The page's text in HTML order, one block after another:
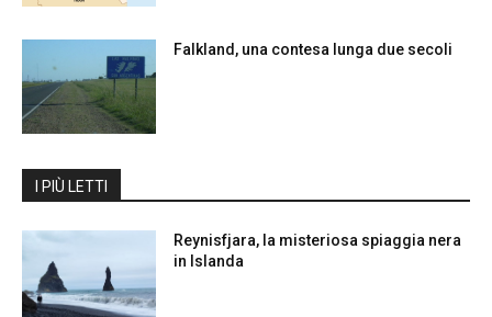
Falkland, una contesa lunga due secoli
I PIÙ LETTI
Reynisfjara, la misteriosa spiaggia nera
in Islanda